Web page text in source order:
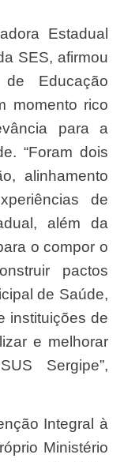
SES, afirmou
Educação
momento rico
para a
“Foram dois
alinhamento
de
além da
o compor o
pactos
de Saúde,
instituições de
e melhorar
Sergipe”,
Ministério